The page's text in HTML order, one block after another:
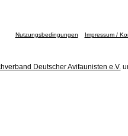
Nutzungsbedingungen Impressum /
Deutscher Avifaunisten e.V.